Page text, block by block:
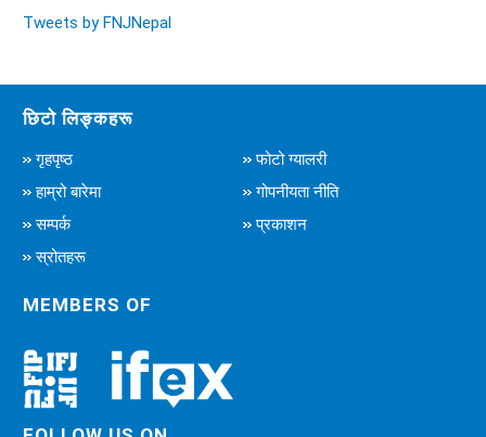
Tweets by FNJNepal
छिटो लिङ्कहरू
गृहपृष्ठ
फोटो ग्यालरी
हाम्रो बारेमा
गोपनीयता नीति
सम्पर्क
प्रकाशन
स्रोतहरू
MEMBERS OF